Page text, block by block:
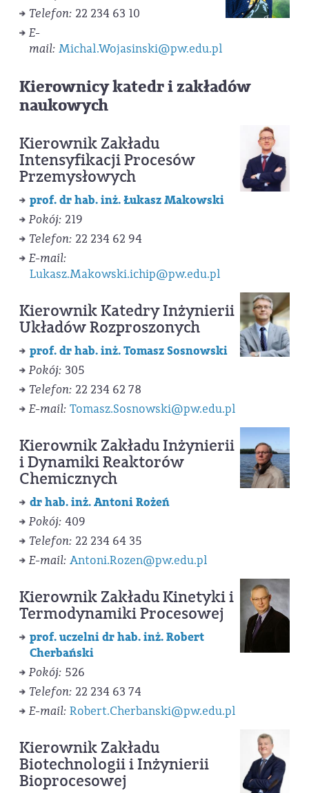
Telefon: 22 234 63 10
E-
mail: Michal.Wojasinski@pw.edu.pl
Kierownicy katedr i zakładów
naukowych
Kierownik Zakładu
Intensyfikacji Procesów
Przemysłowych
prof. dr hab. inż. Łukasz Makowski
Pokój: 219
Telefon: 22 234 62 94
E-mail:
Lukasz.Makowski.ichip@pw.edu.pl
Kierownik Katedry Inżynierii
Układów Rozproszonych
prof. dr hab. inż. Tomasz Sosnowski
Pokój: 305
Telefon: 22 234 62 78
E-mail: Tomasz.Sosnowski@pw.edu.pl
Kierownik Zakładu Inżynierii
i Dynamiki Reaktorów
Chemicznych
dr hab. inż. Antoni Rożeń
Pokój: 409
Telefon: 22 234 64 35
E-mail: Antoni.Rozen@pw.edu.pl
Kierownik Zakładu Kinetyki i
Termodynamiki Procesowej
prof. uczelni dr hab. inż. Robert
Cherbański
Pokój: 526
Telefon: 22 234 63 74
E-mail: Robert.Cherbanski@pw.edu.pl
Kierownik Zakładu
Biotechnologii i Inżynierii
Bioprocesowej